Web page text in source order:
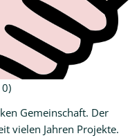
Gemeinschaft. Der
vielen Jahren Projekte.